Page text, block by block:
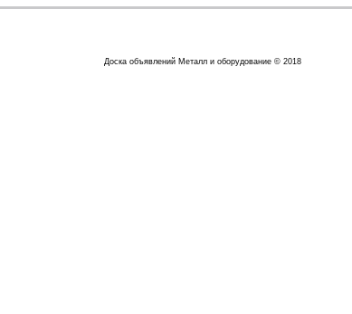
Доска объявлений Металл и оборудование © 2018